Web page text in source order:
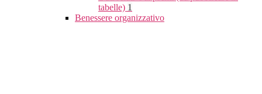
tabelle) 1
Benessere organizzativo